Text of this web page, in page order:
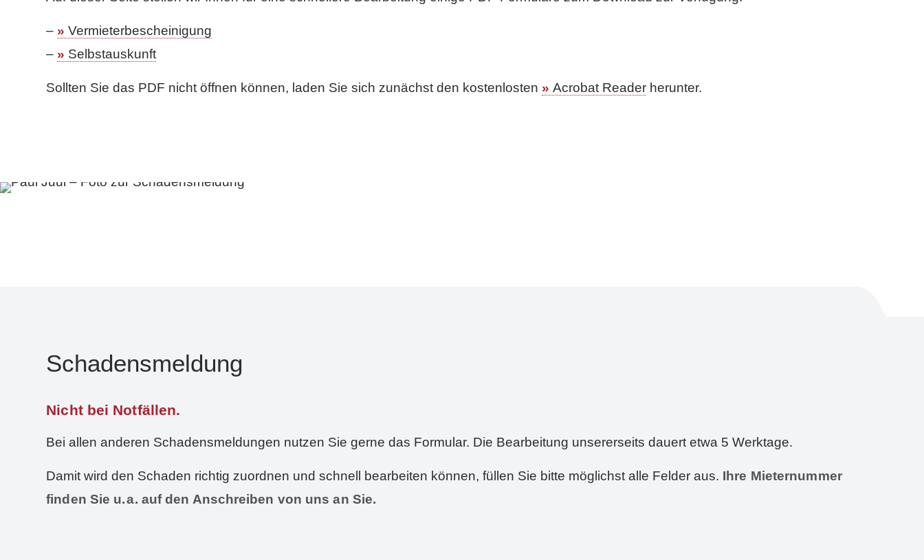
Vermieterbescheinigung
Selbstauskunft
Sollten Sie das PDF nicht öffnen können, laden Sie sich zunächst den kostenlosten Acrobat Reader herunter.
Schadensmeldung
Nicht bei Notfällen.
Bei allen anderen Schadensmeldungen nutzen Sie gerne das Formular. Die Bearbeitung unsererseits dauert etwa 5 Werktage.
Damit wird den Schaden richtig zuordnen und schnell bearbeiten können, füllen Sie bitte möglichst alle Felder aus. Ihre Mieternummer
finden Sie u.a. auf den Anschreiben von uns an Sie.